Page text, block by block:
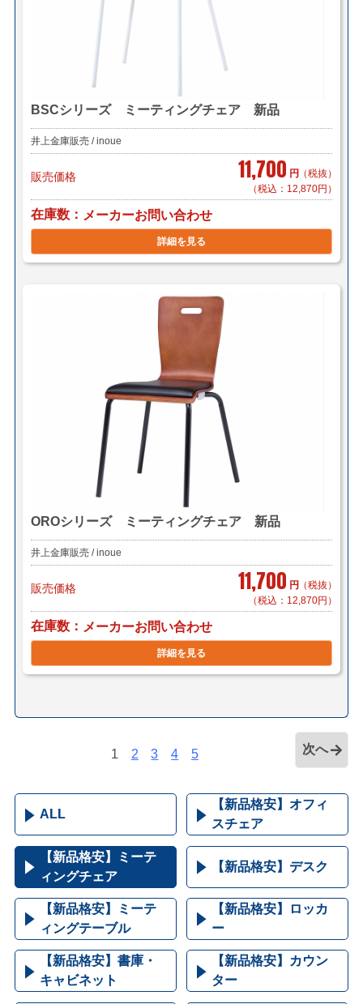
BSCシリーズ ミーティングチェア 新品
井上金庫販売 / inoue
販売価格 11,700 円 （税抜）
（税込：12,870円）
在庫数 メーカーお問い合わせ
詳細を見る
OROシリーズ ミーティングチェア 新品
井上金庫販売 / inoue
販売価格 11,700 円 （税抜）
（税込：12,870円）
在庫数 メーカーお問い合わせ
詳細を見る
1 2 3 4 5 次へ
ALL
【新品格安】オフィ
スチェア
【新品格安】ミーテ
ィングチェア
【新品格安】デスク
【新品格安】ミーテ
ィングテーブル
【新品格安】ロッカ
ー
【新品格安】書庫・
キャビネット
【新品格安】カウン
ター